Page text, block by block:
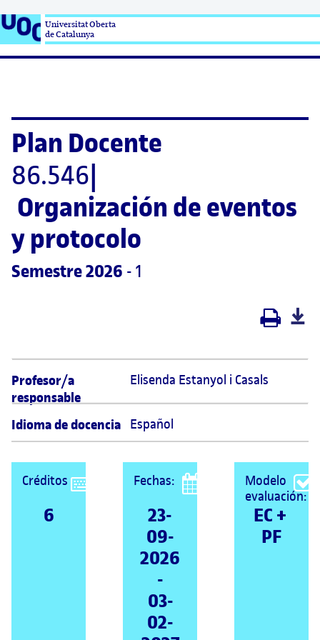
Universitat Oberta
de Catalunya
Plan Docente
86.546
Organización de eventos
y protocolo
Semestre 2026 - 1
Profesor/a
responsable
Elisenda Estanyol i Casals
Idioma de docencia Español
Créditos
6
Fechas:
23-
09-
2026
-
03-
02-
Modelo
evaluación:
EC +
PF